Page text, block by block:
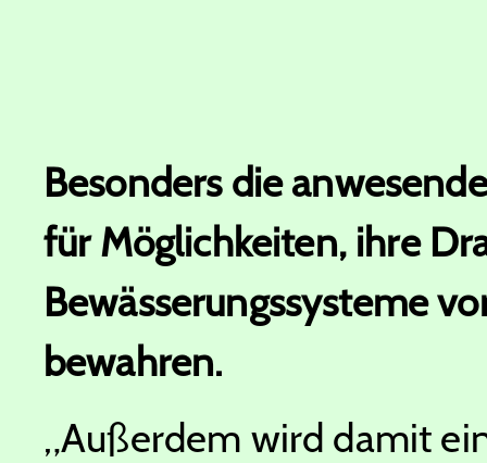
Besonders die
für Möglichkeiten, ihre
Bewässerungssysteme
bewahren.
„Außerdem wird damit